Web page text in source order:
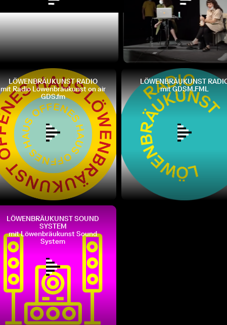
LÖWENBRÄUKUNST RADIO
mit Radio Löwenbräukunst on air
GDS.fm
LÖWENBRÄUKUNST
mit GDSM.FML
LÖWENBRÄUKUNST SOUND
SYSTEM
mit Löwenbräukunst Sound
System